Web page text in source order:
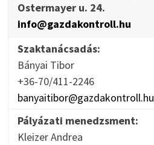
Ostermayer u. 24.
info@gazdakontroll.hu
Szaktanácsadás:
Bányai Tibor
+36-70/411-2246
banyaitibor@gazdakontroll.hu
Pályázati menedzsment:
Kleizer Andrea